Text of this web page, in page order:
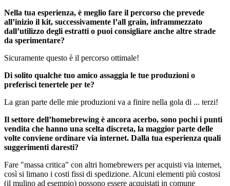
Nella tua esperienza, è meglio fare il percorso che prevede
all’inizio il kit, successivamente l’all grain, inframmezzato
dall’utilizzo degli estratti o puoi consigliare anche altre strade
da sperimentare?
Sicuramente questo è il percorso ottimale!
Di solito qualche tuo amico assaggia le tue produzioni o
preferisci tenertele per te?
La gran parte delle mie produzioni va a finire nella gola di ... terzi!
Il settore dell’homebrewing è ancora acerbo, sono pochi i punti
vendita che hanno una scelta discreta, la maggior parte delle
volte conviene ordinare via internet. Dalla tua esperienza quali
suggerimenti daresti?
Fare "massa critica" con altri homebrewers per acquisti via internet,
così si limano i costi fissi di spedizione. Alcuni elementi più costosi
(il mulino ad esempio) possono essere acquistati in comune